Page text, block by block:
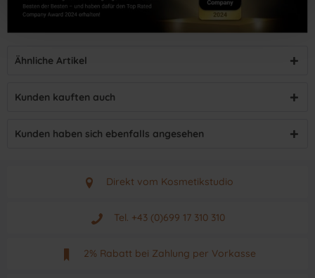
Ähnliche Artikel
Kunden kauften auch
Kunden haben sich ebenfalls angesehen
Direkt vom Kosmetikstudio
Aus Graz - Österreich
Tel. +43 (0)699 17 310 310
Mo - Fr. von 9 - 17 Uhr
2% Rabatt bei Zahlung per Vorkasse